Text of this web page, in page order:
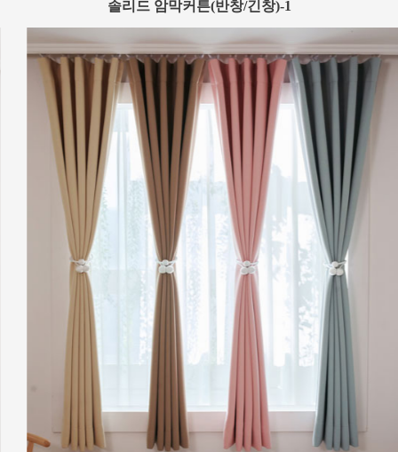
솔리드 암막커튼(반창/긴창)-1